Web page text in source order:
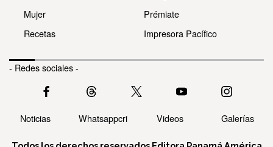
Mujer
Recetas
Prémiate
Impresora Pacífico
- Redes sociales -
Noticias Whatsappcri Videos Galerías